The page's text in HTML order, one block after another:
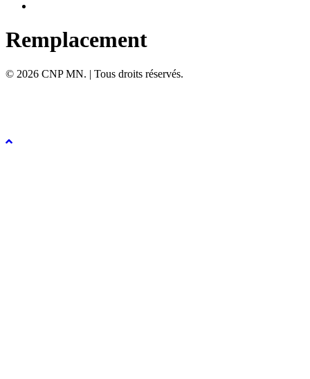
Remplacement
© 2026 CNP MN. | Tous droits réservés.